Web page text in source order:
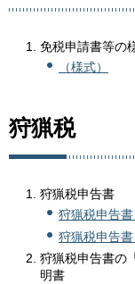
免税申請書等の
（様式）
狩猟税
狩猟税申告書
狩猟税申告書
狩猟税申告書
狩猟税申告書の
明書